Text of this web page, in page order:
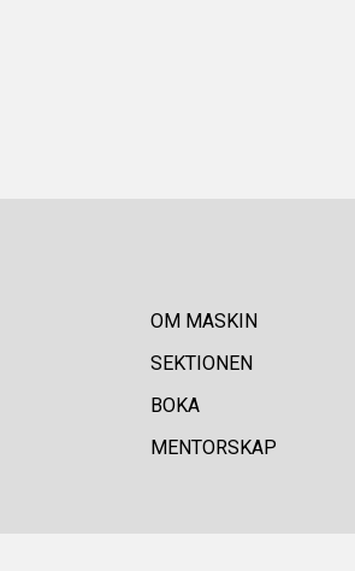
OM MASKIN
SEKTIONEN
BOKA
MENTORSKAP